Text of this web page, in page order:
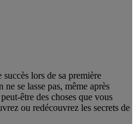
lors de sa première
se lasse pas, même après
être des choses que vous
ou redécouvrez les secrets de